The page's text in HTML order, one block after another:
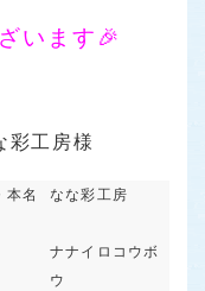
います🎉
工房様
本名
なな彩工房
ナナイロコウボ
ウ